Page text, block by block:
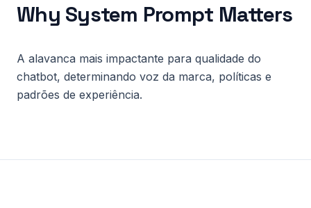
Why System Prompt Matters
A alavanca mais impactante para qualidade do
chatbot, determinando voz da marca, políticas e
padrões de experiência.